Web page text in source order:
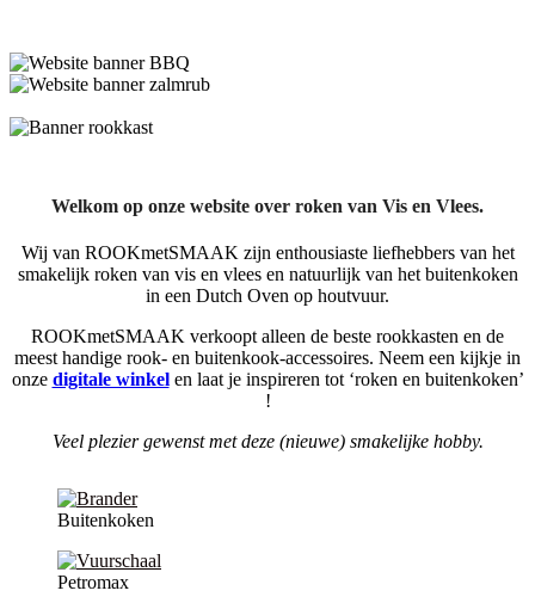
Welkom op onze website over roken van Vis en Vlees.
Wij van ROOKmetSMAAK zijn enthousiaste liefhebbers van het
smakelijk roken van vis en vlees en natuurlijk van het buitenkoken
in een Dutch Oven op houtvuur.
ROOKmetSMAAK verkoopt alleen de beste rookkasten en de
meest handige rook- en buitenkook-accessoires. Neem een kijkje in
onze digitale winkelen laat je inspireren tot ‘roken en buitenkoken’
!
Veel plezier gewenst met deze (nieuwe) smakelijke hobby.
Buitenkoken
Petromax